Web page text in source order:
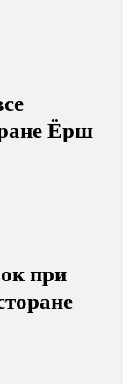
Ёрш
при